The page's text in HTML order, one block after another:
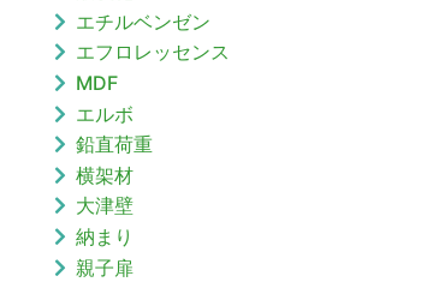
エチルベンゼン
エフロレッセンス
MDF
エルボ
鉛直荷重
横架材
大津壁
納まり
親子扉